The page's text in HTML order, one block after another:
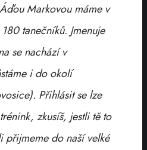
Markovou máme v
tanečníků. Jmenuje
se nachází v
i do okolí
Přihlásit se lze
zkusíš, jestli tě to
přijmeme do naší velké